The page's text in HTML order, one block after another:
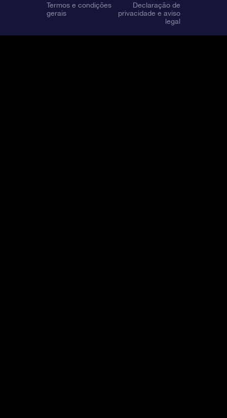
Termos e condições
gerais
Declaração de
privacidade e aviso
legal